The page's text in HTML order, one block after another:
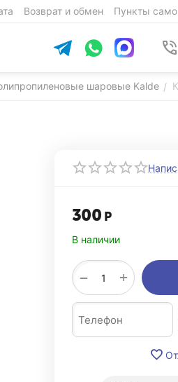
Возврат и обмен Пункты
шаровые Kalde /
300 Р
В наличии
+
−